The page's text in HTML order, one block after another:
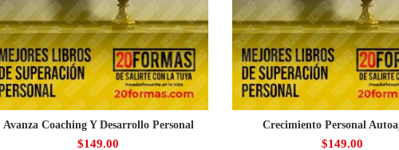
Avanza Coaching Y Desarrollo Personal
$149.00
Crecimiento Personal
$149.00